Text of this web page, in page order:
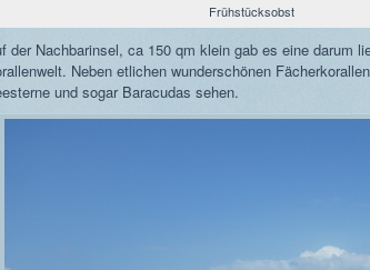
Frühstücksobst
der Nachbarinsel, ca 150 qm klein gab es eine darum
Neben etlichen wunderschönen
und sogar Baracudas sehen.